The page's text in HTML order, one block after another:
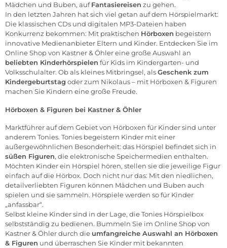
Mädchen und Buben, aufFantasiereisen zu gehen.
In den letzten Jahren hat sich viel getan auf dem Hörspielmarkt:
Die klassischen CDs und digitalen MP3-Dateien haben
Konkurrenz bekommen: Mit praktischen Hörboxen begeistern
innovative Medienanbieter Eltern und Kinder. Entdecken Sie im
Online Shop von Kastner & Öhlereine große Auswahl an
beliebten Kinderhörspielen für Kids im Kindergarten- und
Volksschulalter. Ob als kleines Mitbringsel, alsGeschenk zum
Kindergeburtstag oder zum Nikolaus – mit Hörboxen & Figuren
machen Sie Kindern eine große Freude.
Hörboxen & Figuren bei Kastner & Öhler
Marktführer auf dem Gebiet von Hörboxen für Kinder sind unter
anderem Tonies. Tonies begeistern Kinder mit einer
außergewöhnlichen Besonderheit: das Hörspiel befindet sich in
süßen Figuren, die elektronische Speichermedien enthalten.
Möchten Kinder ein Hörspiel hören, stellen sie die jeweilige Figur
einfach auf die Hörbox. Doch nicht nur das: Mit den niedlichen,
detailverliebten Figuren können Mädchen und Buben auch
spielen und sie sammeln. Hörspiele werden so für Kinder
„anfassbar“.
Selbst kleine Kinder sind in der Lage, dieTonies Hörspielbox
selbstständig zu bedienen. Bummeln Sie im Online Shop von
Kastner & Öhler durch die umfangreiche Auswahl an Hörboxen
& Figuren und überraschen Sie Kinder mit bekannten